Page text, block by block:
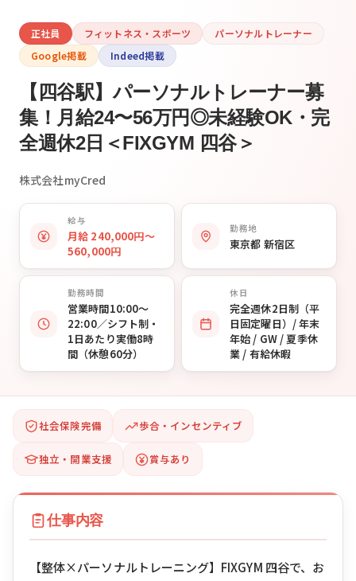
正社員 フィットネス・スポーツ
パーソナルトレーナー
Google掲載
Indeed掲載
【四谷駅】パーソナルトレーナー募
集！月給24〜56万円◎未経験OK・完
全週休2日＜FIXGYM 四谷＞
株式会社myCred
給与
月給 240,000円〜
560,000円
勤務地
東京都 新宿区
勤務時間
営業時間10:00〜
22:00／シフト制・
1日あたり実働8時
間（休憩60分）
休日
完全週休2日制（平
日固定曜日）/ 年末
年始 / GW / 夏季休
業 / 有給休暇
社会保険完備 歩合・インセンティブ
独立・開業支援 賞与あり
仕事内容
【整体×パーソナルトレーニング】FIXGYM 四谷で、お